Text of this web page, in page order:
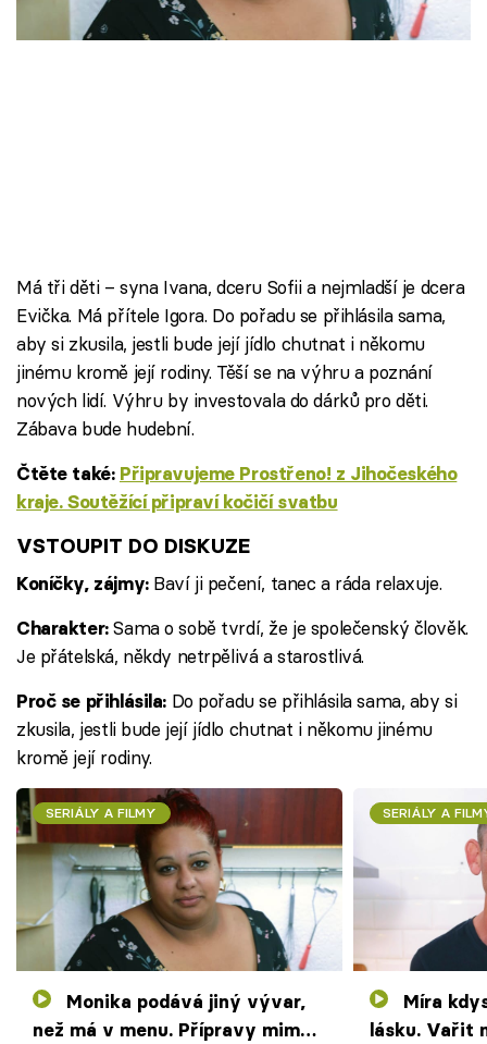
Škola vaření
Přihlášení
Sledujte nás
Má tři děti – syna Ivana, dceru Sofii a nejmladší je dcera
Evička. Má přítele Igora. Do pořadu se přihlásila sama,
aby si zkusila, jestli bude její jídlo chutnat i někomu
jinému kromě její rodiny. Těší se na výhru a poznání
nových lidí. Výhru by investovala do dárků pro děti.
Zábava bude hudební.
Čtěte také: Připravujeme Prostřeno! z Jihočeského
kraje. Soutěžící připraví kočičí svatbu
VSTOUPIT DO DISKUZE
Koníčky, zájmy:Baví ji pečení, tanec a ráda relaxuje.
Charakter:Sama o sobě tvrdí, že je společenský člověk.
Je přátelská, někdy netrpělivá a starostlivá.
Proč se přihlásila:Do pořadu se přihlásila sama, aby si
zkusila, jestli bude její jídlo chutnat i někomu jinému
kromě její rodiny.
SERIÁLY A FILMY
než má v menu. Přípravy mimo
SERIÁLY A
lásku. Vařit